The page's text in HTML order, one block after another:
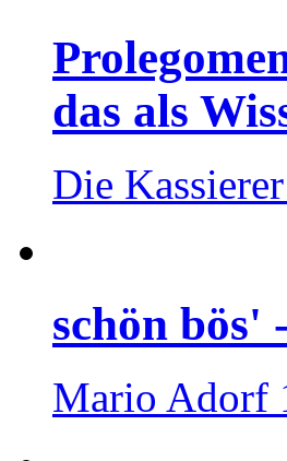
das als
Die
schön bös'
Mario Adorf